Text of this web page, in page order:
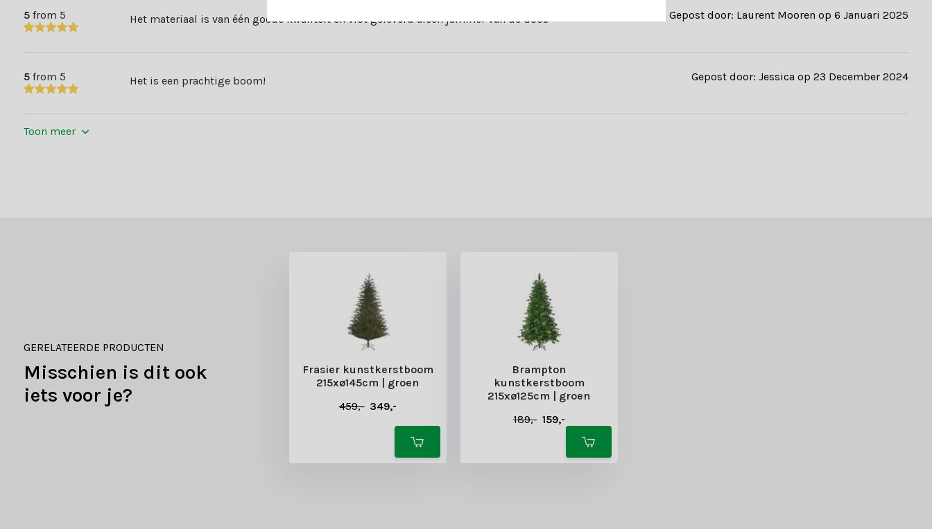
5from 5 Het materiaal is van één goede kwaliteit en vlot geleverd aleen jammer van de doos Gepost door: Laurent Mooren op 6 Januari 2025
5from 5 Het is een prachtige boom! Gepost door: Jessica op 23 December 2024
Toon meer
GERELATEERDE PRODUCTEN
Misschien is dit ook
iets voor je?
Frasier kunstkerstboom
215xø145cm | groen
459,- 349,-
Brampton
kunstkerstboom
215xø125cm | groen
189,- 159,-